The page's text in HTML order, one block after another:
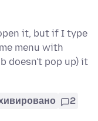
it, but if I type
menu with
doesn't pop up) it
2